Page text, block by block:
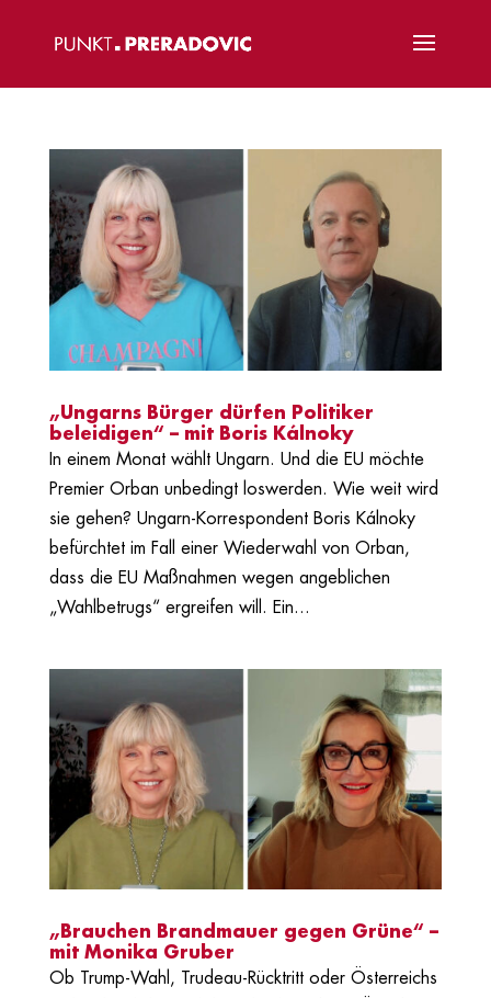
„Ungarns Bürger dürfen Politiker
beleidigen“ – mit Boris Kálnoky
In einem Monat wählt Ungarn. Und die EU möchte
Premier Orban unbedingt loswerden. Wie weit wird
sie gehen? Ungarn-Korrespondent Boris Kálnoky
befürchtet im Fall einer Wiederwahl von Orban,
dass die EU Maßnahmen wegen angeblichen
„Wahlbetrugs“ ergreifen will. Ein...
„Brauchen Brandmauer gegen Grüne“ –
mit Monika Gruber
Ob Trump-Wahl, Trudeau-Rücktritt oder Österreichs